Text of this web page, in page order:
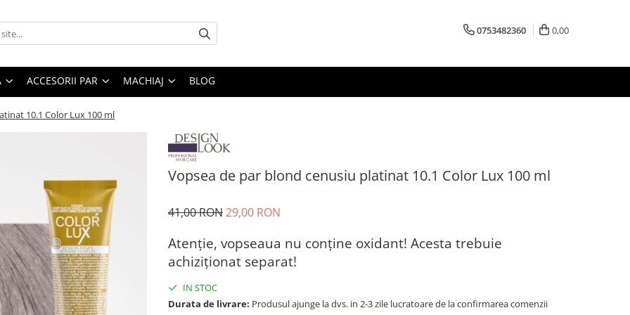
0753482360 0,00
ACCESORII PAR MACHIAJ BLOG
10.1 Color Lux 100 ml
Vopsea de par blond cenusiu platinat 10.1 Color Lux 100 ml
41,00 RON29,00 RON
Atenție, vopseaua nu conține oxidant! Acesta trebuie
achiziționat separat!
IN STOC
Durata de livrare: Produsul ajunge la dvs. in 2-3 zile lucratoare de la confirmarea comenzii